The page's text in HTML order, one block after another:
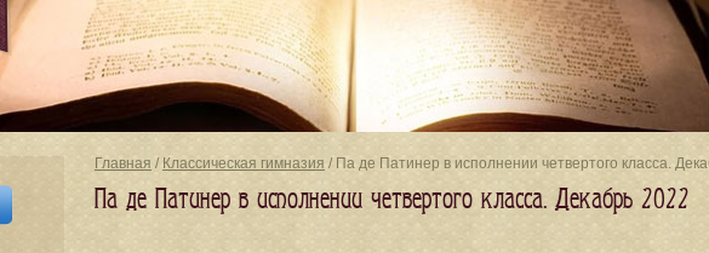
Главная / Классическая гимназия / Па де Патинер в исполнении четвертого класса.
Па де Патинер в исполнении четвертого класса. Декабрь 2022